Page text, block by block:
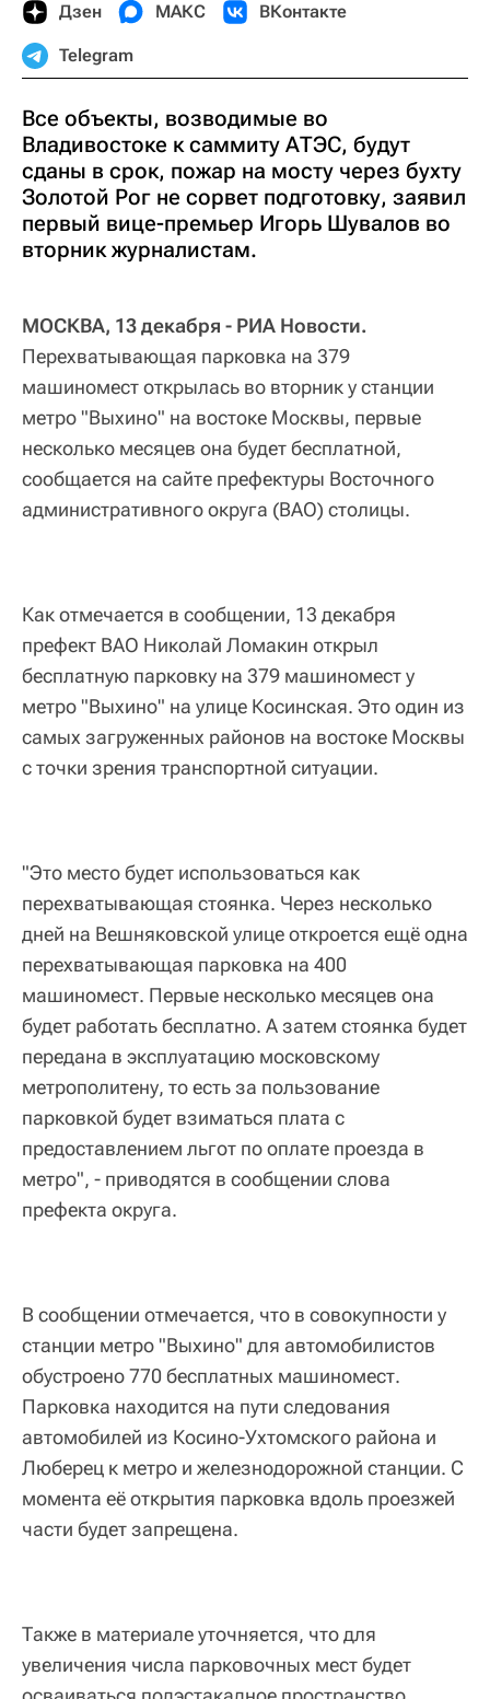
Дзен МАКС ВКонтакте
Telegram
Все объекты, возводимые во
Владивостоке к саммиту АТЭС, будут
сданы в срок, пожар на мосту через бухту
Золотой Рог не сорвет подготовку, заявил
первый вице-премьер Игорь Шувалов во
вторник журналистам.
МОСКВА, 13 декабря - РИА Новости.
Перехватывающая парковка на 379
машиномест открылась во вторник у станции
метро "Выхино" на востоке Москвы, первые
несколько месяцев она будет бесплатной,
сообщается на сайте префектуры Восточного
административного округа (ВАО) столицы.
Как отмечается в сообщении, 13 декабря
префект ВАО Николай Ломакин открыл
бесплатную парковку на 379 машиномест у
метро "Выхино" на улице Косинская. Это один из
самых загруженных районов на востоке Москвы
с точки зрения транспортной ситуации.
"Это место будет использоваться как
перехватывающая стоянка. Через несколько
дней на Вешняковской улице откроется ещё одна
перехватывающая парковка на 400
машиномест. Первые несколько месяцев она
будет работать бесплатно. А затем стоянка будет
передана в эксплуатацию московскому
метрополитену, то есть за пользование
парковкой будет взиматься плата с
предоставлением льгот по оплате проезда в
метро", - приводятся в сообщении слова
префекта округа.
В сообщении отмечается, что в совокупности у
станции метро "Выхино" для автомобилистов
обустроено 770 бесплатных машиномест.
Парковка находится на пути следования
автомобилей из Косино-Ухтомского района и
Люберец к метро и железнодорожной станции. С
момента её открытия парковка вдоль проезжей
части будет запрещена.
Также в материале уточняется, что для
увеличения числа парковочных мест будет